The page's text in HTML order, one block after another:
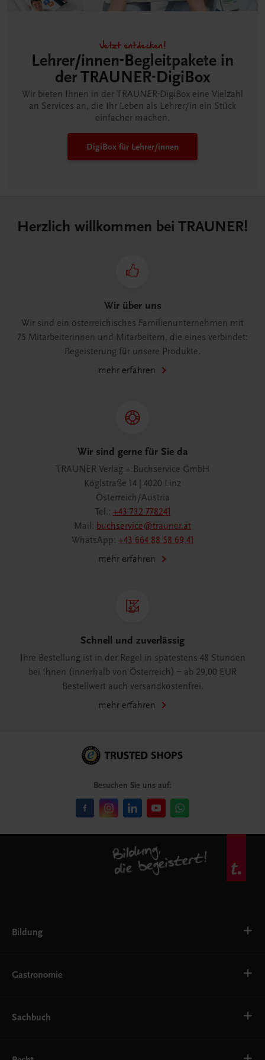
Jetzt entdecken!
Lehrer/innen-Begleitpakete in
der TRAUNER-DigiBox
Wir bieten Ihnen in der TRAUNER-DigiBox eine Vielzahl
an Services an, die Ihr Leben als Lehrer/in ein Stück
einfacher machen.
DigiBox für Lehrer/innen
Herzlich willkommen bei TRAUNER!
Wir über uns
Wir sind ein österreichisches Familienunternehmen mit
75 Mitarbeiterinnen und Mitarbeitern, die eines verbindet:
Begeisterung für unsere Produkte.
mehr erfahren
Wir sind gerne für Sie da
TRAUNER Verlag + Buchservice GmbH
Köglstraße 14 | 4020 Linz
Österreich/Austria
Tel.: +43 732 778241
Mail: buchservice@trauner.at
WhatsApp: +43 664 88 58 69 41
mehr erfahren
Schnell und zuverlässig
Ihre Bestellung ist in der Regel in spätestens 48 Stunden
bei Ihnen (innerhalb von Österreich) – ab 29,00 EUR
Bestellwert auch versandkostenfrei.
mehr erfahren
Besuchen Sie uns auf:
Bildung
AHS
EWF/ZWF
FW
Gastronomie
Getränke
Service
Sachbuch